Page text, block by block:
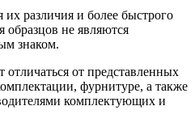
различия и более быстрого
образцов не являются
знаком.
от представленных
фурнитуре, а также
комплектующих и